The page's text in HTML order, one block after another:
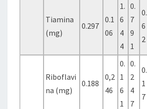
Tiamina
(mg)
0.297
0.1
06
1.
6
4
4
0.
7
9
1
0.
6
2
Riboflavi
na (mg)
0.188
0,2
46
0.
1
6
1
0.
2
4
7
0.
1
7